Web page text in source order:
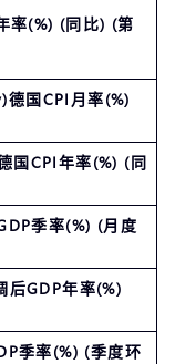
率(%) (同比) (第
国CPI月率(%)
国CPI年率(%) (同
季率(%) (月度
后GDP年率(%)
季率(%) (季度环